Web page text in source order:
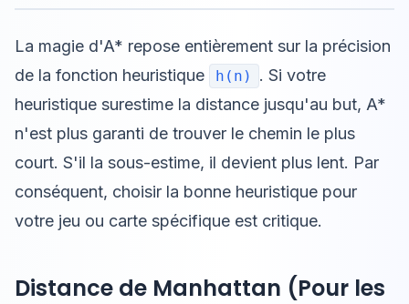
La magie d'A* repose entièrement sur la précision
de la fonction heuristique
h(n)
. Si votre
heuristique surestime la distance jusqu'au but, A*
n'est plus garanti de trouver le chemin le plus
court. S'il la sous-estime, il devient plus lent. Par
conséquent, choisir la bonne heuristique pour
votre jeu ou carte spécifique est critique.
Distance de Manhattan (Pour les